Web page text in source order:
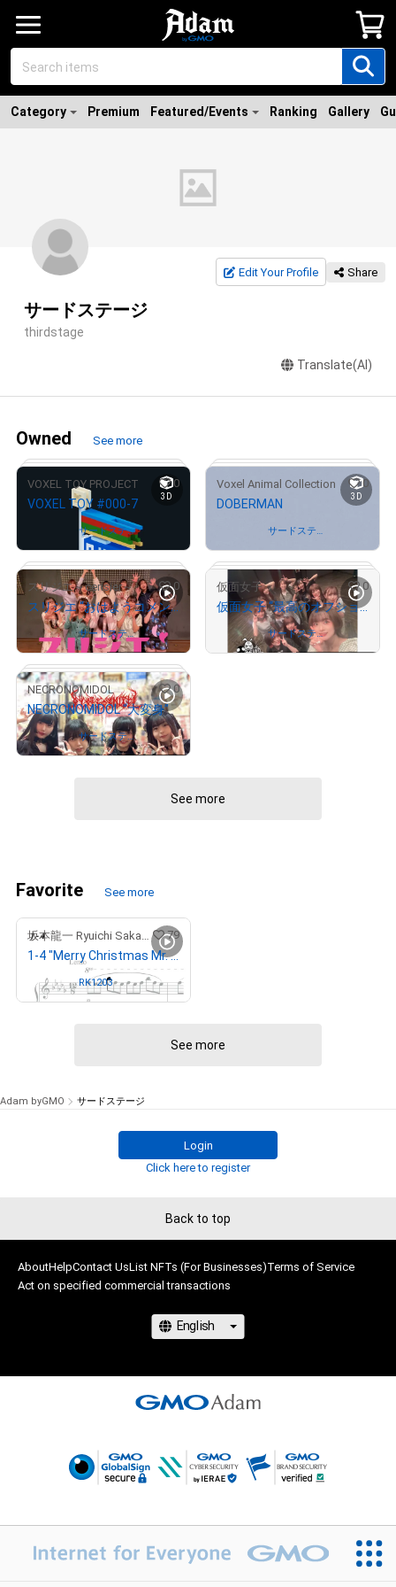
Category Premium Featured/Events Ranking Gallery
Edit Your Profile Share
サードステージ
thirdstage
Translate(AI)
Owned See more
# 412/428
3D
VOXEL TOY PROJECT 0
VOXEL TOY #000-7
サードステー
ジ
# 499/1000
3D
Voxel Animal Collection 0
DOBERMAN
サードステー
スリジエ～cerisier～ 0
スリジエ “おはようコメント”
Owned byサードステー
ジ
仮面女子 0
仮面女子 “最高のオフショット”
Owned by サードステー
ジ
NECRONOMIDOL 0
NECRONOMIDOL “大変身”
Owned byサードステー
ジ
See more
Favorite See more
坂本龍一 Ryuichi Sakamoto 79
1-4 "Merry Christmas Mr. Lawrence" Ryuichi Sakamoto 坂本 龍一
Owned byRK1203
See more
Adam byGMO サードステージ
Login
Click here to register
Back to top
AboutHelpContact UsList NFTs (For Businesses)Terms of Service
Act on specified commercial transactions